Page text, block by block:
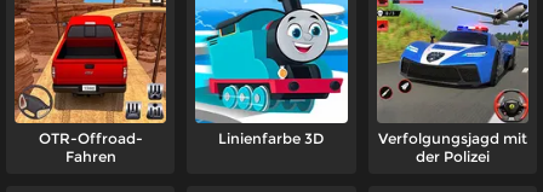
OTR-Offroad-
Fahren
Linienfarbe 3D
Verfolgungsjagd mit
der Polizei